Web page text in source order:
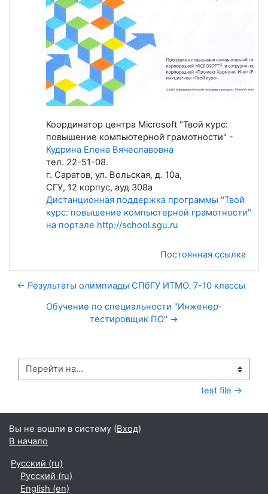
Координатор центра Microsoft "Твой курс:
повышение компьютерной грамотности" -
Кудрина Елена Вячеславовна
тел. 22-51-08.
г. Саратов, ул. Вольская, д. 10а,
СГУ, 12 корпус, ауд 308а
Дистанционная поддержка программы "Твой
курс: повышение компьютерной грамотности"
на портале http://school.sgu.ru
Постоянная ссылка
← Результаты олимпиады СПбГУ ИТМО. 7-10 классы
Обучение по специальности "Инженер-
тестировщик ПО" →
Перейти на...
test file →
Вы не вошли в систему (Вход)
В начало
Русский ‎(ru)‎
Русский ‎(ru)‎
English ‎(en)‎